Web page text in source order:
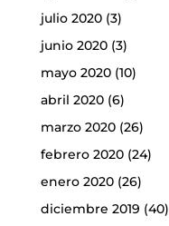
julio 2020(3)
junio 2020(3)
mayo 2020(10)
abril 2020(6)
marzo 2020(26)
febrero 2020(24)
enero 2020(26)
diciembre 2019 (40)